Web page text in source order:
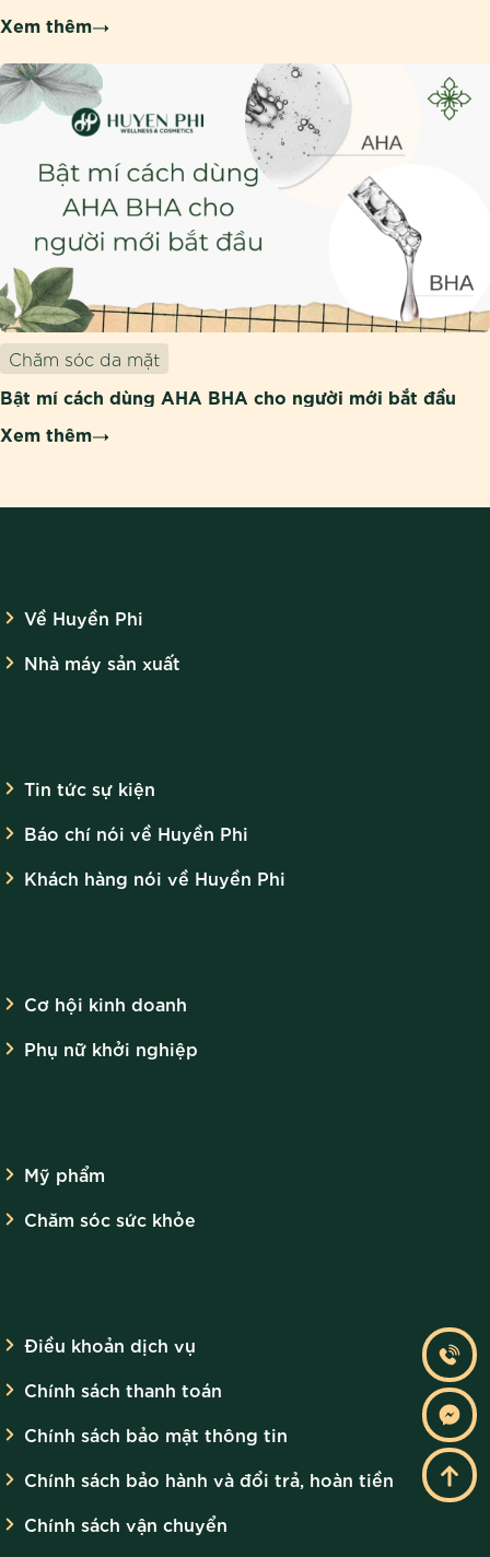
Xem thêm
Chăm sóc da mặt
Bật mí cách dùng AHA BHA cho người mới bắt đầu
Xem thêm
Về Huyền Phi
Nhà máy sản xuất
Tin tức sự kiện
Báo chí nói về Huyền Phi
Khách hàng nói về Huyền Phi
Cơ hội kinh doanh
Phụ nữ khởi nghiệp
Mỹ phẩm
Chăm sóc sức khỏe
Điều khoản dịch vụ
Chính sách thanh toán
Chính sách bảo mật thông tin
Chính sách bảo hành và đổi trả, hoàn tiền
Chính sách vận chuyển